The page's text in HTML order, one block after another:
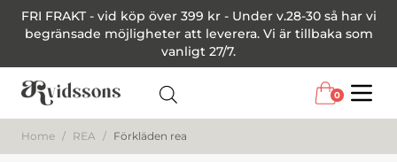
FRI FRAKT - vid köp över 399 kr - Under v.28-30 så har vi
begränsade möjligheter att leverera. Vi är tillbaka som
vanligt 27/7.
0
Home / REA / Förkläden rea